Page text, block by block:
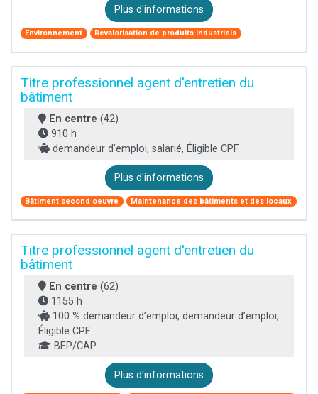
Plus d'informations
Environnement Revalorisation de produits industriels
Titre professionnel agent d'entretien du
bâtiment
En centre (42)
910 h
demandeur d’emploi, salarié, Éligible CPF
Plus d'informations
Bâtiment second oeuvre Maintenance des bâtiments et des locaux
Titre professionnel agent d'entretien du
bâtiment
En centre (62)
1155 h
100 % demandeur d’emploi, demandeur d’emploi,
Éligible CPF
BEP/CAP
Plus d'informations